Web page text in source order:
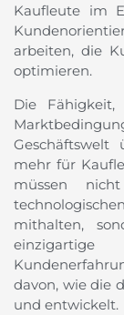
Kaufleute im
arbeiten, die
optimieren.
Die
mehr für
müssen
mithalten,
davon, wie die
und entwickelt.